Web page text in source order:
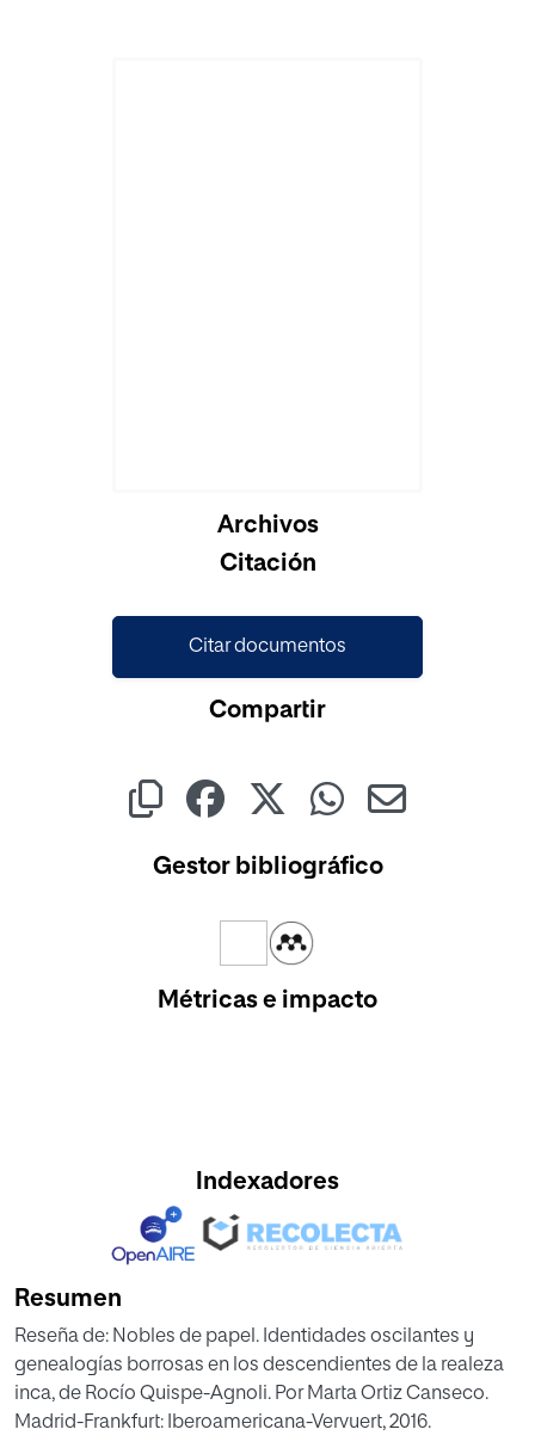
Archivos
Citación
Citar documentos
Compartir
Gestor bibliográfico
Métricas e impacto
Indexadores
Resumen
Reseña de: Nobles de papel. Identidades oscilantes y
genealogías borrosas en los descendientes de la realeza
inca, de Rocío Quispe-Agnoli. Por Marta Ortiz Canseco.
Madrid-Frankfurt: Iberoamericana-Vervuert, 2016.